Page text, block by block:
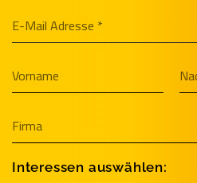
Interessen auswählen: